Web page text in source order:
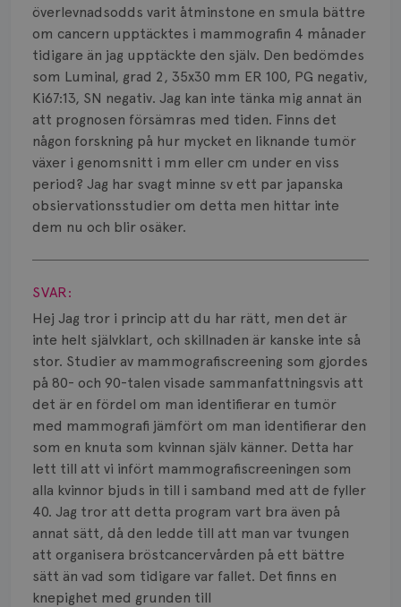
överlevnadsodds varit åtminstone en smula bättre
om cancern upptäcktes i mammografin 4 månader
tidigare än jag upptäckte den själv. Den bedömdes
som Luminal, grad 2, 35x30 mm ER 100, PG negativ,
Ki67:13, SN negativ. Jag kan inte tänka mig annat än
att prognosen försämras med tiden. Finns det
någon forskning på hur mycket en liknande tumör
växer i genomsnitt i mm eller cm under en viss
period? Jag har svagt minne sv ett par japanska
obsiervationsstudier om detta men hittar inte
dem nu och blir osäker.
Visa svar
SVAR:
Hej Jag tror i princip att du har rätt, men det är
inte helt självklart, och skillnaden är kanske inte så
stor. Studier av mammografiscreening som gjordes
på 80- och 90-talen visade sammanfattningsvis att
det är en fördel om man identifierar en tumör
med mammografi jämfört om man identifierar den
som en knuta som kvinnan själv känner. Detta har
lett till att vi infört mammografiscreeningen som
alla kvinnor bjuds in till i samband med att de fyller
40. Jag tror att detta program vart bra även på
annat sätt, då den ledde till att man var tvungen
att organisera bröstcancervården på ett bättre
sätt än vad som tidigare var fallet. Det finns en
knepighet med grunden till
Bröstvårta
Knöl
Läkemedel
Typ av bröstcancer
Smärta
Prognos
Spridd bröstcancer
Strålning
Vätska